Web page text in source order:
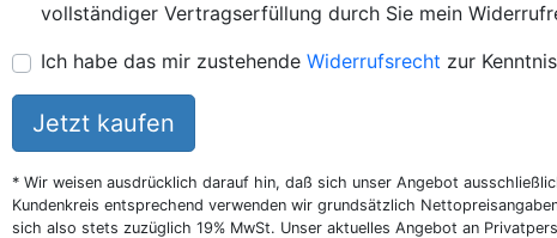
vollständiger Vertragserfüllung durch Sie mein
Ich habe das mir zustehende Widerrufsrecht zur
Jetzt kaufen
* Wir weisen ausdrücklich darauf hin, daß sich unser Angebot
Kundenkreis entsprechend verwenden wir grundsätzlich
sich also stets zuzüglich 19% MwSt. Unser aktuelles Angebot an